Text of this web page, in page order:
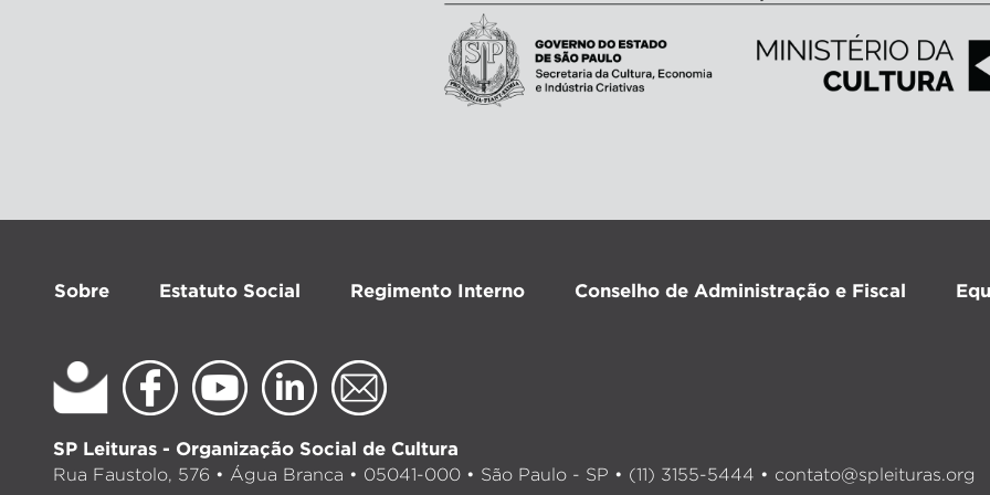
Sobre Estatuto Social Regimento Interno Conselho de Administração e Fiscal
SP Leituras - Organização Social de Cultura
Rua Faustolo, 576 • Água Branca • 05041-000 • São Paulo - SP • (11) 3155-5444 • contato@spleituras.org